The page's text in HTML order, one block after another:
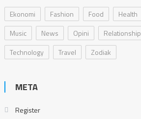
Ekonomi Fashion Food Health
Music
News Opini Relationship
Technology
Travel Zodiak
META
Register